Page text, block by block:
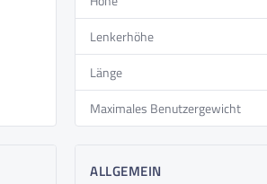
für mehr Sicherheit im
Lenkerhöhe
Länge
Maximales Benutzergewicht
ALLGEMEIN